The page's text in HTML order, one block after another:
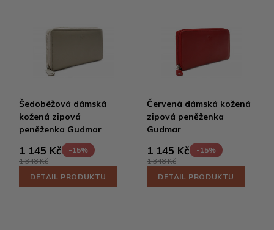
Šedobéžová dámská
kožená zipová
peněženka Gudmar
1 145 Kč
-15%
1 348 Kč
DETAIL PRODUKTU
Červená dámská kožená
zipová peněženka
Gudmar
1 145 Kč
-15%
1 348 Kč
DETAIL PRODUKTU